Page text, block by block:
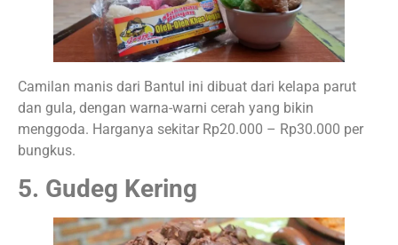
Camilan manis dari Bantul ini dibuat dari kelapa parut
dan gula, dengan warna-warni cerah yang bikin
menggoda. Harganya sekitar Rp20.000 – Rp30.000 per
bungkus.
5. Gudeg Kering